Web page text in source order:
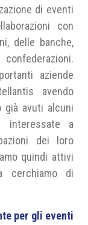
di eventi
con
delle banche,
aziende
avendo
già avuti alcuni
interessate a
dei loro
quindi attivi
cerchiamo di
per gli eventi